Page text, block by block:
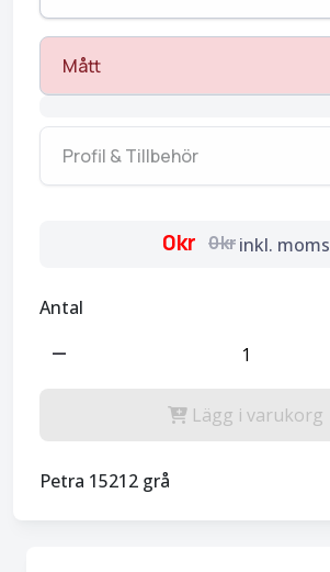
Mått
Profil & Tillbehör
0kr 0kr inkl. moms
Antal
remove
Lägg i varukorg
Petra 15212 grå